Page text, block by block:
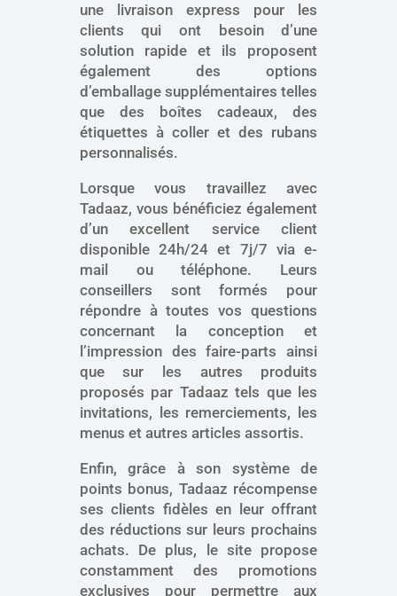
une livraison express pour les
clients qui ont besoin d’une
solution rapide et ils proposent
également des options
d’emballage supplémentaires telles
que des boîtes cadeaux, des
étiquettes à coller et des rubans
personnalisés.
Lorsque vous travaillez avec
Tadaaz, vous bénéficiez également
d’un excellent service client
disponible 24h/24 et 7j/7 via e-
mail ou téléphone. Leurs
conseillers sont formés pour
répondre à toutes vos questions
concernant la conception et
l’impression des faire-parts ainsi
que sur les autres produits
proposés par Tadaaz tels que les
invitations, les remerciements, les
menus et autres articles assortis.
Enfin, grâce à son système de
points bonus, Tadaaz récompense
ses clients fidèles en leur offrant
des réductions sur leurs prochains
achats. De plus, le site propose
constamment des promotions
exclusives pour permettre aux